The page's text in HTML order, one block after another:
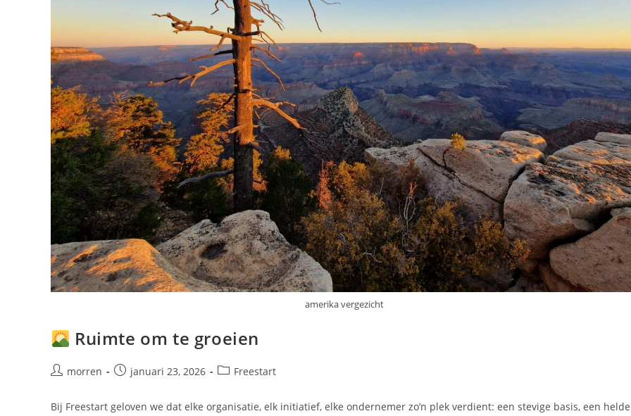
amerika vergezicht
Ruimte om te groeien
Berichtmorren
Bericht
op:
januari 23, 2026 Berichtcategorie:
Freestart
Bij Freestart geloven we dat elke organisatie, elk initiatief, elke ondernemer zo’n plek verdient: een stevige basis, een